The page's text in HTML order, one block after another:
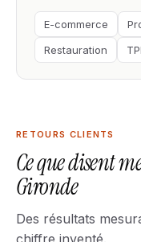
E-commerce
Restauration
RETOURS CLIENTS
Ce que disent
Gironde
Des résultats
chiffre inventé.